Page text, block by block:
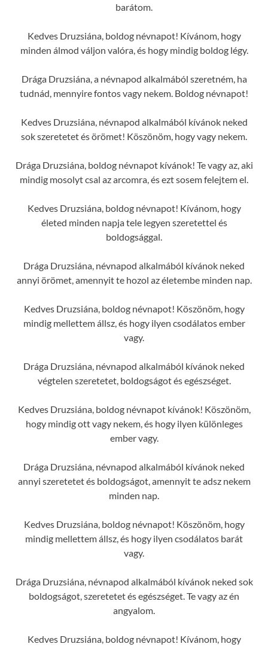
barátom.
Kedves Druzsiána, boldog névnapot! Kívánom, hogy
minden álmod váljon valóra, és hogy mindig boldog légy.
Drága Druzsiána, a névnapod alkalmából szeretném, ha
tudnád, mennyire fontos vagy nekem. Boldog névnapot!
Kedves Druzsiána, névnapod alkalmából kívánok neked
sok szeretetet és örömet! Köszönöm, hogy vagy nekem.
Drága Druzsiána, boldog névnapot kívánok! Te vagy az, aki
mindig mosolyt csal az arcomra, és ezt sosem felejtem el.
Kedves Druzsiána, boldog névnapot! Kívánom, hogy
életed minden napja tele legyen szeretettel és
boldogsággal.
Drága Druzsiána, névnapod alkalmából kívánok neked
annyi örömet, amennyit te hozol az életembe minden nap.
Kedves Druzsiána, boldog névnapot! Köszönöm, hogy
mindig mellettem állsz, és hogy ilyen csodálatos ember
vagy.
Drága Druzsiána, névnapod alkalmából kívánok neked
végtelen szeretetet, boldogságot és egészséget.
Kedves Druzsiána, boldog névnapot kívánok! Köszönöm,
hogy mindig ott vagy nekem, és hogy ilyen különleges
ember vagy.
Drága Druzsiána, névnapod alkalmából kívánok neked
annyi szeretetet és boldogságot, amennyit te adsz nekem
minden nap.
Kedves Druzsiána, boldog névnapot! Köszönöm, hogy
mindig mellettem állsz, és hogy ilyen csodálatos barát
vagy.
Drága Druzsiána, névnapod alkalmából kívánok neked sok
boldogságot, szeretetet és egészséget. Te vagy az én
angyalom.
Kedves Druzsiána, boldog névnapot! Kívánom, hogy